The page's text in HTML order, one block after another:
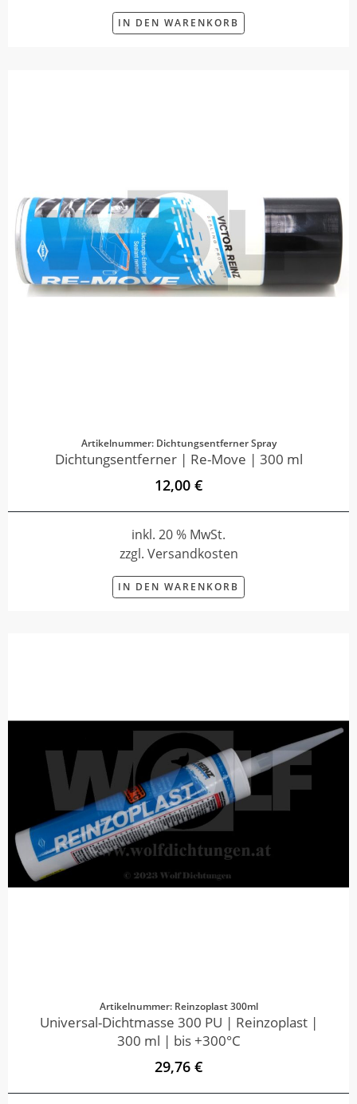
IN DEN WARENKORB
Artikelnummer: Dichtungsentferner Spray
Dichtungsentferner | Re-Move | 300 ml
12,00 €
inkl. 20 % MwSt.
zzgl. Versandkosten
IN DEN WARENKORB
Artikelnummer: Reinzoplast 300ml
Universal-Dichtmasse 300 PU | Reinzoplast |
300 ml | bis +300°C
29,76 €